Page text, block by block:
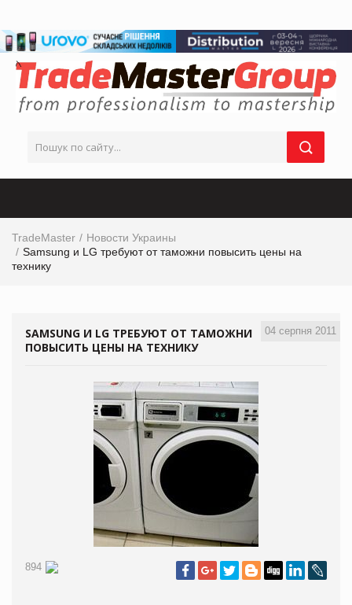
TradeMaster
Новости Украины
Samsung и LG требуют от таможни повысить цены на
технику
04 серпня 2011
SAMSUNG И LG ТРЕБУЮТ ОТ ТАМОЖНИ
ПОВЫСИТЬ ЦЕНЫ НА ТЕХНИКУ
894